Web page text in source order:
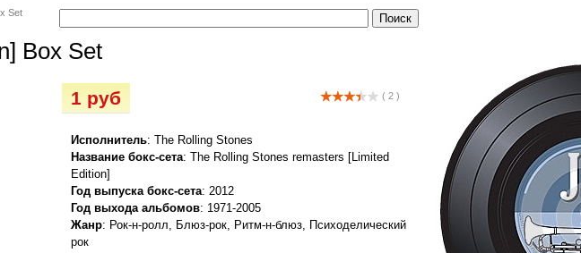
Set
Box Set
( 2 )
1 руб
Исполнитель: The Rolling Stones
Название бокс-сета: The Rolling Stones remasters [Limited
Edition]
Год выпуска бокс-сета: 2012
Год выхода альбомов: 1971-2005
Жанр: Рок-н-ролл, Блюз-рок, Ритм-н-блюз, Психоделический
рок